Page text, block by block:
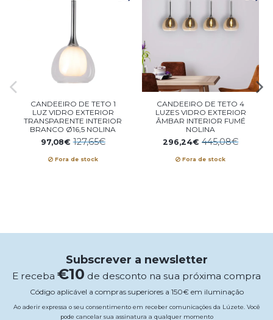
CANDEEIRO DE TETO 1
LUZ VIDRO EXTERIOR
TRANSPARENTE INTERIOR
BRANCO Ø16,5 NOLINA
97,08€127,65€
Fora de stock
CANDEEIRO DE TETO 4
LUZES VIDRO EXTERIOR
ÂMBAR INTERIOR FUMÉ
NOLINA
296,24€445,08€
Fora de stock
Subscrever a newsletter
E receba €10 de desconto na sua próxima compra
Código aplicável a compras superiores a 150€ em iluminação
Ao aderir expressa o seu consentimento em receber comunicações da Lúzete. Você
pode cancelar sua assinatura a qualquer momento